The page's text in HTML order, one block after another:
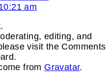
am
editing, and
visit the Comments
from Gravatar.